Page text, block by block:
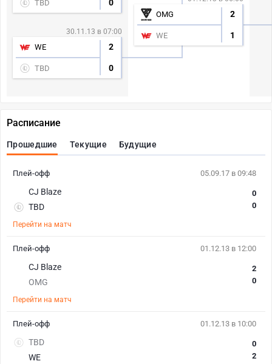
TBD 0
30.11.13 в 07:00
WE 2
TBD 0
OMG 2
WE 1
Расписание
Прошедшие Текущие Будущие
05.09.17 в 09:48
CJ Blaze
TBD
0
0
Перейти на матч
Плей-офф
01.12.13 в 12:00
CJ Blaze
OMG
2
0
Перейти на матч
Плей-офф
01.12.13 в 10:00
TBD
WE
0
2
Плей-офф